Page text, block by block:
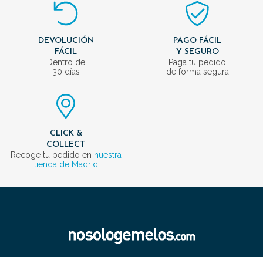
DEVOLUCIÓN
FÁCIL
Dentro de
30 días
PAGO FÁCIL
Y SEGURO
Paga tu pedido
de forma segura
CLICK &
COLLECT
Recoge tu pedido en nuestra
tienda de Madrid